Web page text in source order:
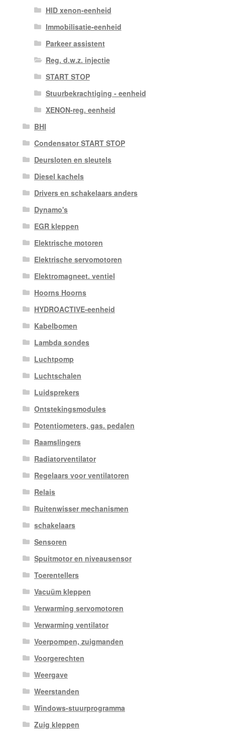
HID xenon-eenheid
Immobilisatie-eenheid
Parkeer assistent
Reg. d.w.z. injectie
START STOP
Stuurbekrachtiging - eenheid
XENON-reg. eenheid
BHI
Condensator START STOP
Deursloten en sleutels
Diesel kachels
Drivers en schakelaars anders
Dynamo's
EGR kleppen
Elektrische motoren
Elektrische servomotoren
Elektromagneet. ventiel
Hoorns Hoorns
HYDROACTIVE-eenheid
Kabelbomen
Lambda sondes
Luchtpomp
Luchtschalen
Luidsprekers
Ontstekingsmodules
Potentiometers, gas. pedalen
Raamslingers
Radiatorventilator
Regelaars voor ventilatoren
Relais
Ruitenwisser mechanismen
schakelaars
Sensoren
Spuitmotor en niveausensor
Toerentellers
Vacuüm kleppen
Verwarming servomotoren
Verwarming ventilator
Voerpompen, zuigmanden
Voorgerechten
Weergave
Weerstanden
Windows-stuurprogramma
Zuig kleppen